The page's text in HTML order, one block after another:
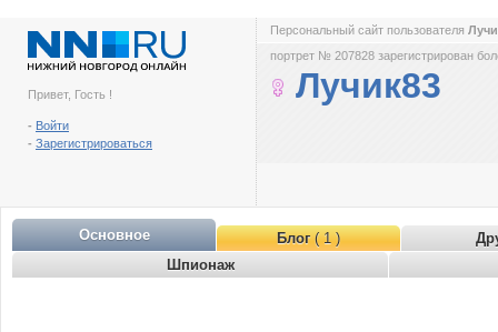
Привет, Гость !
- Войти
- Зарегистрироваться
Персональный сайт пользователя
портрет № 207828 зарегистрирован
Лучик83
Основное Блог( 1 )
Шпионаж